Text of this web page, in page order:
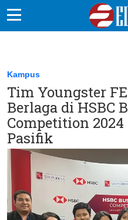
Sekolah Kita
Vokasi
Kampus
Idea
Sains
EduDana
Kampus
Tim Youngster
Berlaga di HSBC
Competition
Pasifik